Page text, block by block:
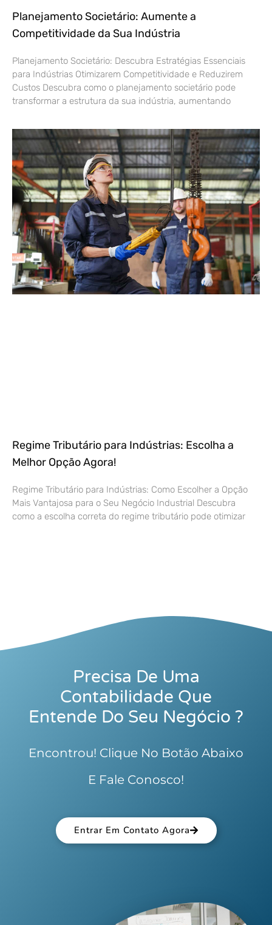
Planejamento Societário: Aumente a
Competitividade da Sua Indústria
Planejamento Societário: Descubra Estratégias Essenciais
para Indústrias Otimizarem Competitividade e Reduzirem
Custos Descubra como o planejamento societário pode
transformar a estrutura da sua indústria, aumentando
Regime Tributário para Indústrias: Escolha a
Melhor Opção Agora!
Regime Tributário para Indústrias: Como Escolher a Opção
Mais Vantajosa para o Seu Negócio Industrial Descubra
como a escolha correta do regime tributário pode otimizar
Precisa De Uma
Contabilidade Que
Entende Do Seu Negócio ?
Encontrou! Clique No Botão Abaixo
E Fale Conosco!
Entrar Em Contato Agora